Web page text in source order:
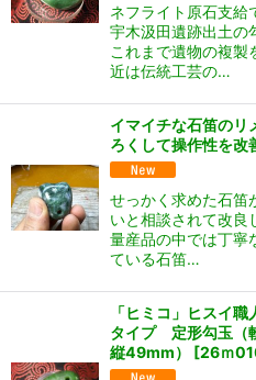
ネフライト原石支給
宇木汲田遺跡出土の
これまで遺物の複製
近は伝統工芸の…
イマイチな石笛のリ
ろくして操作性を改
せっかく求めた石笛
いと相談されて改良
量産品の中では丁寧
ている石笛…
「ヒミコ」ヒスイ
タイプ 定形勾玉（
縦49mm）
[26ｍ